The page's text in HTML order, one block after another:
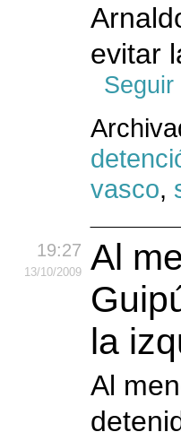
evitar
Seguir
vasco,
19:27
13/10/2009
Al
la
Al